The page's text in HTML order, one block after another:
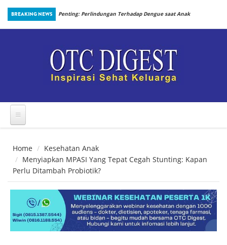
Skip to main content
BREAKING NEWS
Prosedur
Penting: Perlindungan Terhadap Dengue saat Anak
Home
Kesehatan Anak
Menyiapkan MPASI Yang Tepat Cegah Stunting: Kapan
Perlu Ditambah Probiotik?